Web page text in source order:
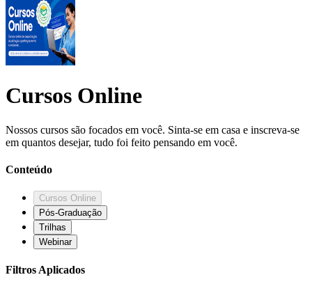
Cursos Online
Nossos cursos são focados em você. Sinta-se em casa e inscreva-se
em quantos desejar, tudo foi feito pensando em você.
Conteúdo
Cursos Online
Pós-Graduação
Trilhas
Webinar
Filtros Aplicados